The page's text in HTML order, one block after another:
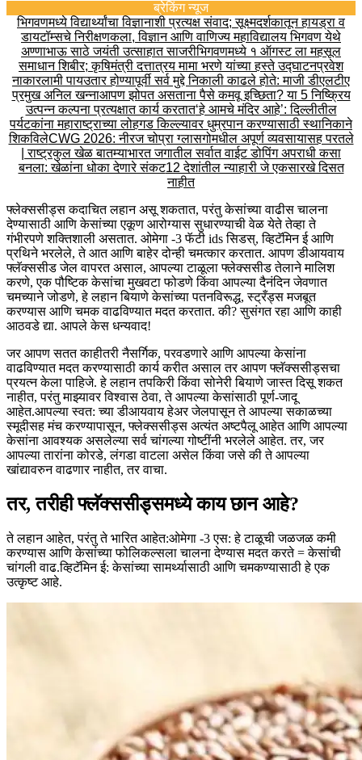
ब्रेकिंग न्यूज
भिगवणमध्ये विद्यार्थ्यांचा विज्ञानाशी प्रत्यक्ष संवाद; सूक्ष्मदर्शकातून हायड्रा व
डायटॉम्सचे निरीक्षणकला, विज्ञान आणि वाणिज्य महाविद्यालय भिगवण येथे
अण्णाभाऊ साठे जयंती उत्साहात साजरीभिगवणमध्ये १ ऑगस्ट ला महसूल
समाधान शिबीर; कृषिमंत्री दत्तात्रय मामा भरणे यांच्या हस्ते उद्घाटनप्रवेश
नाकारलामी पायउतार होण्यापूर्वी सर्व मुद्दे निकाली काढले होते: माजी डीएलटीए
प्रमुख अनिल खन्नाआपण झोपत असताना पैसे कमवू इच्छिता? या 5 निष्क्रिय
उत्पन्न कल्पना प्रत्यक्षात कार्य करतात‘हे आमचे मंदिर आहे’: दिल्लीतील
पर्यटकांना महाराष्ट्राच्या लोहगड किल्ल्यावर धुम्रपान करण्यासाठी स्थानिकाने
शिकविलेCWG 2026: नीरज चोप्रा ग्लासगोमधील अपूर्ण व्यवसायासह परतले
| राष्ट्रकुल खेळ बातम्याभारत जगातील सर्वात वाईट डोपिंग अपराधी कसा
बनला: खेळांना धोका देणारे संकट12 देशांतील न्याहारी जे एकसारखे दिसत
नाहीत
फ्लेक्ससीड्स कदाचित लहान असू शकतात, परंतु केसांच्या वाढीस चालना
देण्यासाठी आणि केसांच्या एकूण आरोग्यास सुधारण्याची वेळ येते तेव्हा ते
गंभीरपणे शक्तिशाली असतात. ओमेगा -3 फॅटी ids सिडस्, व्हिटॅमिन ई आणि
प्रथिने भरलेले, ते आत आणि बाहेर दोन्ही चमत्कार करतात. आपण डीआयवाय
फ्लॅक्ससीड जेल वापरत असाल, आपल्या टाळूला फ्लेक्ससीड तेलाने मालिश
करणे, एक पौष्टिक केसांचा मुखवटा फोडणे किंवा आपल्या दैनंदिन जेवणात
चमच्याने जोडणे, हे लहान बियाणे केसांच्या पतनविरूद्ध, स्ट्रँड्स मजबूत
करण्यास आणि चमक वाढविण्यात मदत करतात. की? सुसंगत रहा आणि काही
आठवडे द्या. आपले केस धन्यवाद!
जर आपण सतत काहीतरी नैसर्गिक, परवडणारे आणि आपल्या केसांना
वाढविण्यात मदत करण्यासाठी कार्य करीत असाल तर आपण फ्लॅक्ससीड्सचा
प्रयत्न केला पाहिजे. हे लहान तपकिरी किंवा सोनेरी बियाणे जास्त दिसू शकत
नाहीत, परंतु माझ्यावर विश्वास ठेवा, ते आपल्या केसांसाठी पूर्ण-जादू
आहेत.आपल्या स्वत: च्या डीआयवाय हेअर जेलपासून ते आपल्या सकाळच्या
स्मूदीसह मंच करण्यापासून, फ्लेक्ससीड्स अत्यंत अष्टपैलू आहेत आणि आपल्या
केसांना आवश्यक असलेल्या सर्व चांगल्या गोष्टींनी भरलेले आहेत. तर, जर
आपल्या तारांना कोरडे, लंगडा वाटला असेल किंवा जसे की ते आपल्या
खांद्यावरुन वाढणार नाहीत, तर वाचा.
तर, तरीही फ्लॅक्ससीड्समध्ये काय छान आहे?
ते लहान आहेत, परंतु ते भारित आहेत:ओमेगा -3 एस: हे टाळूची जळजळ कमी
करण्यास आणि केसांच्या फोलिकल्सला चालना देण्यास मदत करते = केसांची
चांगली वाढ.व्हिटॅमिन ई: केसांच्या सामर्थ्यासाठी आणि चमकण्यासाठी हे एक
उत्कृष्ट आहे.